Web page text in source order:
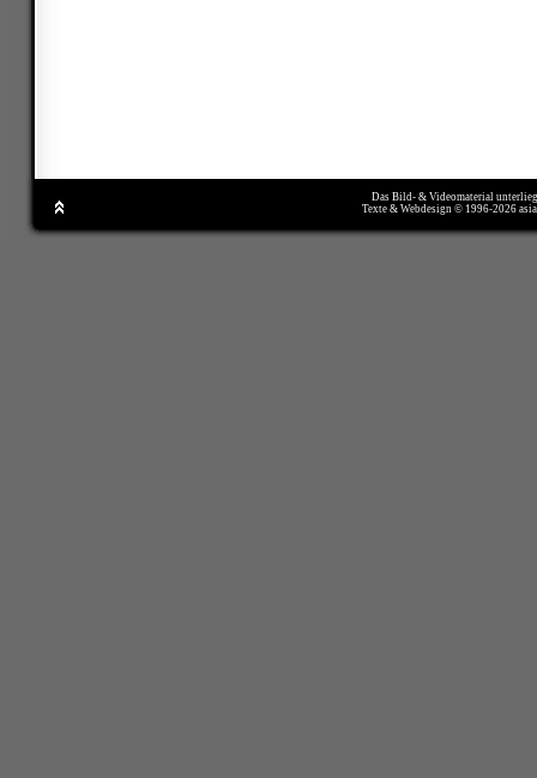
Das Bild- & Videomaterial
Texte & Webdesign © 1996-2026